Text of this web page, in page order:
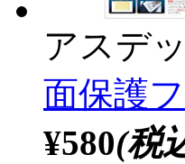
アスデ
面保護
¥580(税